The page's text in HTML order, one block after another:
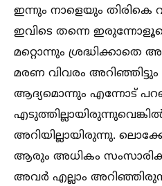
ഇന്നും നാളെയും തിരികെ
ഇവിടെ തന്നെ
മറ്റൊന്നും ശ്രദ്ധിക്കാതെ
മരണ വിവരം
ആദ്യമൊന്നും എന്നോട്
അറിയില്ലായിരുന്നു.
ആരും അധികം
അവര്‍ എല്ലാം